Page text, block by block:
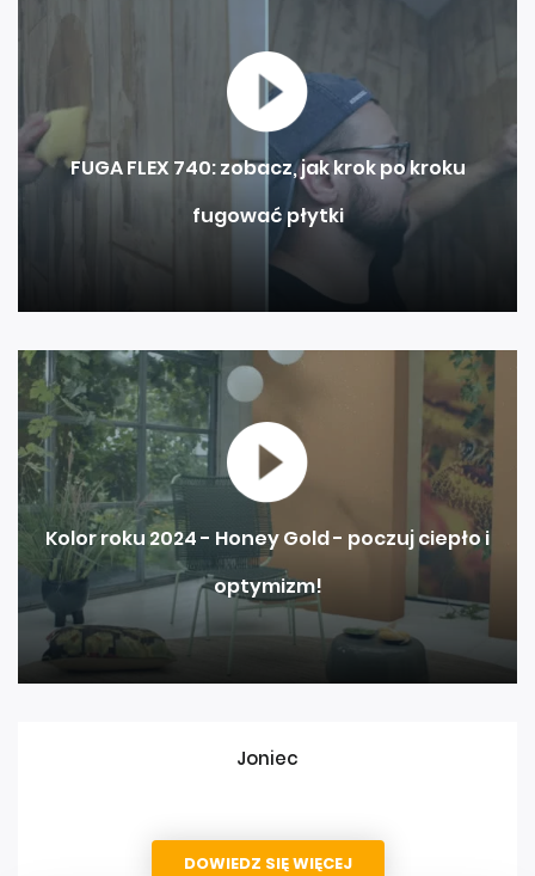
FUGA FLEX 740: zobacz, jak krok po kroku
fugować płytki
Kolor roku 2024 - Honey Gold - poczuj ciepło i
optymizm!
Joniec
DOWIEDZ SIĘ WIĘCEJ